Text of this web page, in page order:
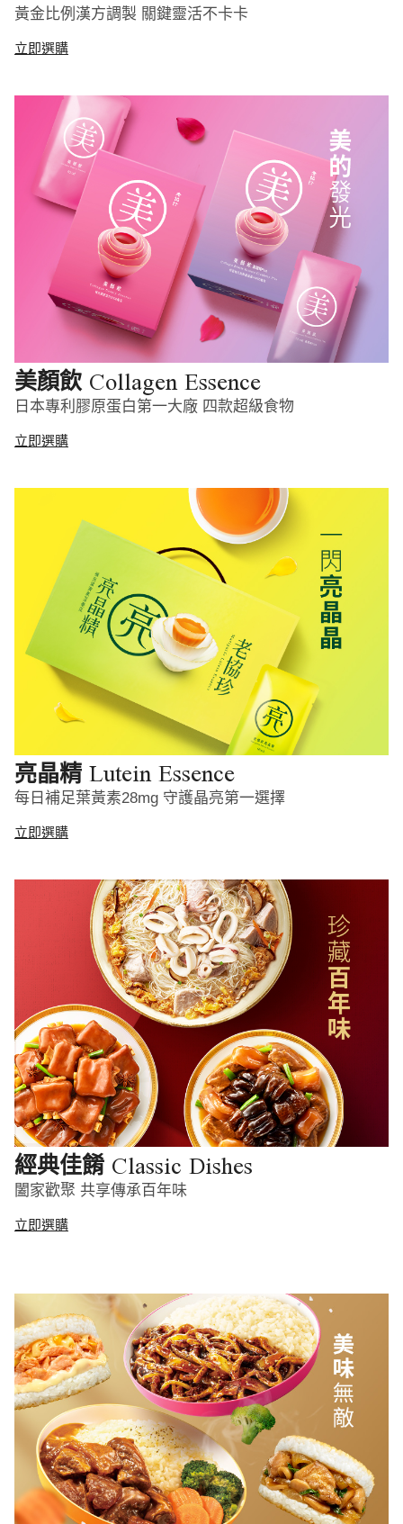
黃金比例漢方調製 關鍵靈活不卡卡
立即選購
美顏飲 Collagen Essence
日本專利膠原蛋白第一大廠 四款超級食物
立即選購
亮晶精 Lutein Essence
每日補足葉黃素28mg 守護晶亮第一選擇
立即選購
經典佳餚 Classic Dishes
闔家歡聚 共享傳承百年味
立即選購